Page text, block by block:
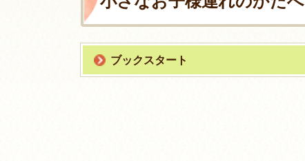
ブックスタート